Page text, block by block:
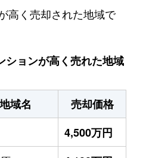
高く売却された地域で
ションが高く売れた地域
域名
売却価格
4,500万円